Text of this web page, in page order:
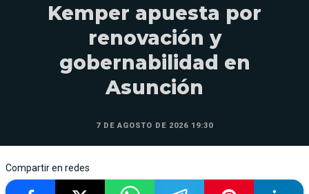
Kemper apuesta por
renovación y
gobernabilidad en
Asunción
7 DE AGOSTO DE 2026 19:30
Compartir en redes